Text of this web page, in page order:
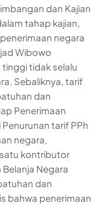
dan Kajian
tahap kajian,
negara
Wibowo
tinggi tidak selalu
Sebaliknya, tarif
dan
Penerimaan
Penurunan tarif PPh
negara,
satu kontributor
Negara
dan
bahwa penerimaan